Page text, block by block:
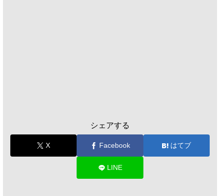
シェアする
X Facebook はてブ
LINE